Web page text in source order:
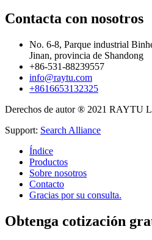
Contacta con nosotros
No. 6-8, Parque industrial
Jinan, provincia de Shandong
+86-531-88239557
info@raytu.com
+8616653132325
Derechos de autor ® 2021 RAYTU
Support: Search Alliance
Índice
Productos
Sobre nosotros
Contacto
Gracias por su consulta.
Obtenga cotización